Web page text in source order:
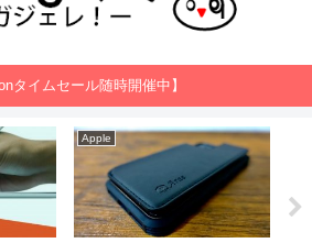
タイムセール随時開催中】
Apple